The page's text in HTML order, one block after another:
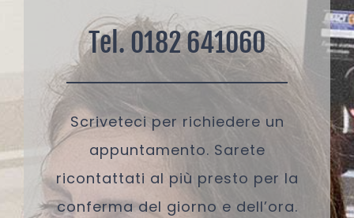
Tel. 0182 641060
Scriveteci per richiedere un
appuntamento. Sarete
ricontattati al più presto per la
conferma del giorno e dell’ora.